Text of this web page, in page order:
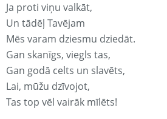
Ja proti viņu valkāt,
Un tādēļ Tavējam
Mēs varam dziesmu dziedāt.
Gan skanīgs, viegls tas,
Gan godā celts un slavēts,
Lai, mūžu dzīvojot,
Tas top vēl vairāk mīlēts!